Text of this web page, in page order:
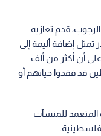
قدم تعازيه
إضافة أليمة إلى
أن أكثر من ألف
قد فقدوا حياتهم أو
المتعمد للمنشآت